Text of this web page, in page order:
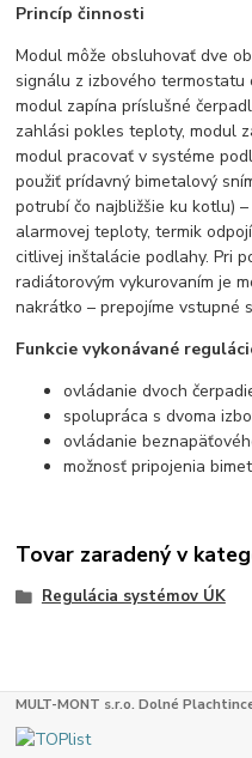
Princíp činnosti
Modul môže obsluhovať dve
signálu z izbového
modul zapína príslušné
zahlási pokles teploty, modul
modul pracovať v systéme
použiť prídavný bimetalový
potrubí čo najbližšie ku kotlu)
alarmovej teploty, termik
citlivej inštalácie podlahy. Pri
radiátorovým vykurovaním je
nakrátko – prepojíme vstupné
Funkcie vykonávané
ovládanie dvoch
spolupráca s dvoma
ovládanie
možnosť pripojenia
Tovar zaradený v
Regulácia systémov ÚK
MULT-MONT s.r.o. Dolné